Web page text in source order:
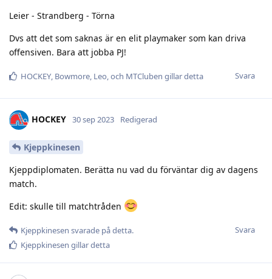
Leier - Strandberg - Törna
Dvs att det som saknas är en elit playmaker som kan driva
offensiven. Bara att jobba PJ!
Svara
HOCKEY, Bowmore, Leo, och MTCluben gillar detta
HOCKEY 30 sep 2023 Redigerad
Kjeppkinesen
Kjeppdiplomaten. Berätta nu vad du förväntar dig av dagens
match.
Edit: skulle till matchtråden
Svara
Kjeppkinesen svarade på detta.
Kjeppkinesen gillar detta